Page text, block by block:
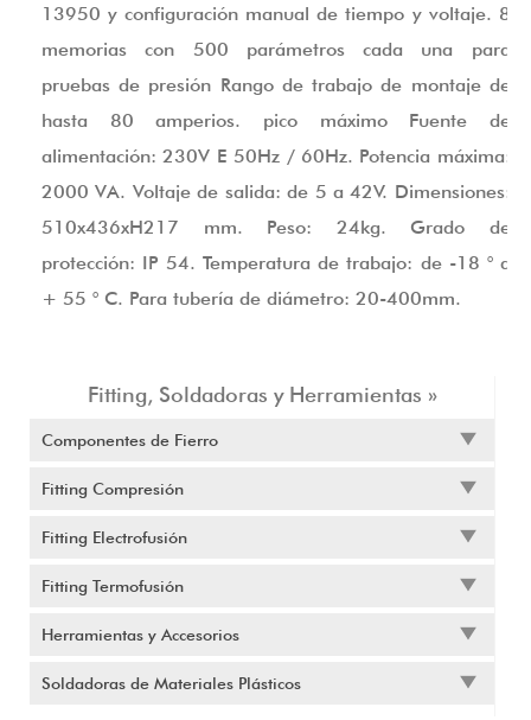
Fitting, Soldadoras y Herramientas »
Componentes de Fierro
Fitting Compresión
Fitting Electrofusión
Fitting Termofusión
Herramientas y Accesorios
Soldadoras de Materiales Plásticos
13950 y configuración manual de tiempo y voltaje. 8
memorias con 500 parámetros cada una para
pruebas de presión Rango de trabajo de montaje de
hasta 80 amperios. pico máximo Fuente de
alimentación: 230V E 50Hz / 60Hz. Potencia máxima:
2000 VA. Voltaje de salida: de 5 a 42V. Dimensiones:
510x436xH217 mm. Peso: 24kg. Grado de
protección: IP 54. Temperatura de trabajo: de -18 ° a
+ 55 ° C. Para tubería de diámetro: 20-400mm.